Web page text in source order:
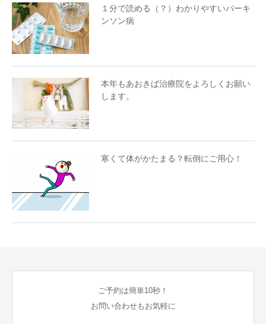
１分で読める（？）わかりやすいパーキ
ンソン病
本年もあおきば治療院をよろしくお願い
します。
寒くて体がかたまる？転倒にご用心！
ご予約は簡単10秒！
お問い合わせもお気軽に